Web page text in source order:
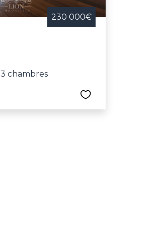
230 000€
3 chambres